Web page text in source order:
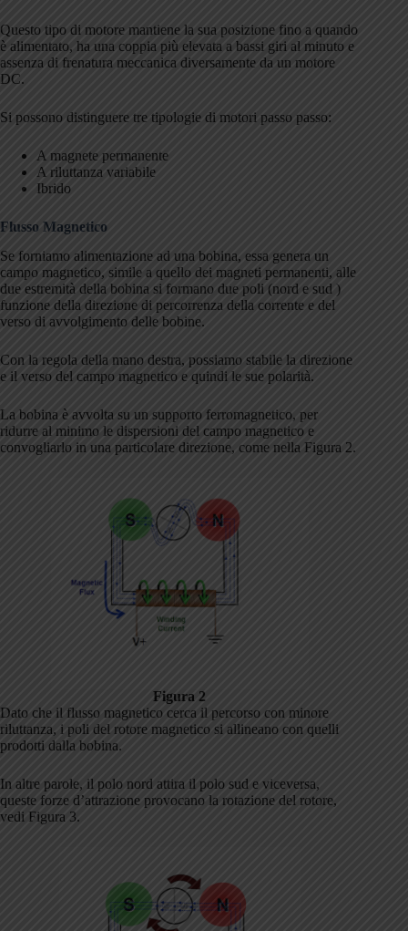
Questo tipo di motore mantiene la sua posizione fino a quando
è alimentato, ha una coppia più elevata a bassi giri al minuto e
assenza di frenatura meccanica diversamente da un motore
DC.
Si possono distinguere tre tipologie di motori passo passo:
A magnete permanente
A riluttanza variabile
Ibrido
Flusso Magnetico
Se forniamo alimentazione ad una bobina, essa genera un
campo magnetico, simile a quello dei magneti permanenti, alle
due estremità della bobina si formano due poli (nord e sud )
funzione della direzione di percorrenza della corrente e del
verso di avvolgimento delle bobine.
Con la regola della mano destra, possiamo stabile la direzione
e il verso del campo magnetico e quindi le sue polarità.
La bobina è avvolta su un supporto ferromagnetico, per
ridurre al minimo le dispersioni del campo magnetico e
convogliarlo in una particolare direzione, come nella Figura 2.
Figura 2
Dato che il flusso magnetico cerca il percorso con minore
riluttanza, i poli del rotore magnetico si allineano con quelli
prodotti dalla bobina.
In altre parole, il polo nord attira il polo sud e viceversa,
queste forze d’attrazione provocano la rotazione del rotore,
vedi Figura 3.